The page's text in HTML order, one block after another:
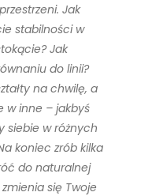
Jak
stabilności w
Jak
do linii?
na chwilę, a
w inne – jakbyś
siebie w różnych
koniec zrób kilka
do naturalnej
się Twoje